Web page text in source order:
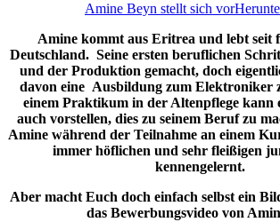
Amine Beyn stellt sich vor
Amine kommt aus Eritrea und lebt seit
Deutschland. Seine ersten beruflichen
und der Produktion gemacht, doch
davon eine Ausbildung zum Elektroniker
einem Praktikum in der Altenpflege kann
auch vorstellen, dies zu seinem Beruf zu
Amine während der Teilnahme an einem
immer höflichen und sehr fleißigen
kennengelernt.
Aber macht Euch doch einfach selbst ein
das Bewerbungsvideo von